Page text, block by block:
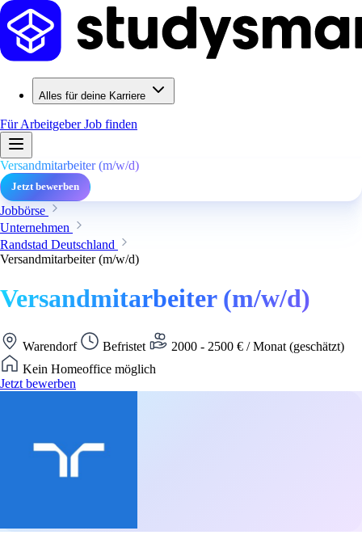
Alles für deine Karriere
Für ArbeitgeberJob finden
Versandmitarbeiter (m/w/d)
Jetzt bewerben
Jobbörse
Unternehmen
Randstad Deutschland
Versandmitarbeiter (m/w/d)
Versandmitarbeiter (m/w/d)
Warendorf Befristet
2000 - 2500 € / Monat (geschätzt)
Kein Homeoffice möglich
Jetzt bewerben